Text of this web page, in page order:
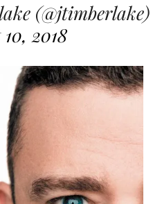
(@jtimberlake)
2018